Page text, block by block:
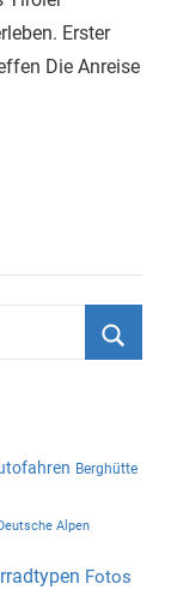
Erster
Die Anreise
Berghütte
Alpen
Fotos